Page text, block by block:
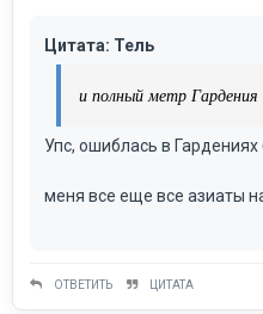
Цитата: Тель
и полный метр Гардения
Упс, ошиблась в
меня все еще все азиаты
ОТВЕТИТЬ ЦИТАТА